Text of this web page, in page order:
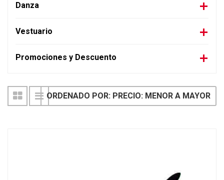
Danza
Vestuario
Promociones y Descuento
ORDENADO POR: PRECIO: MENOR A MAYOR